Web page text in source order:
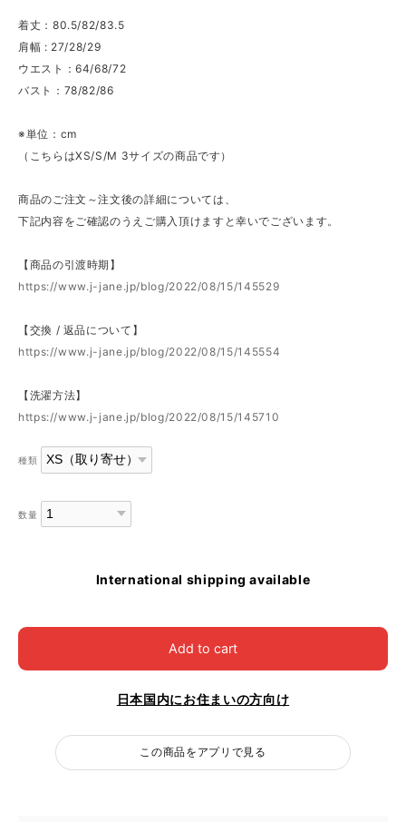
着丈：80.5/82/83.5
肩幅 : 27/28/29
ウエスト：64/68/72
バスト：78/82/86
※単位：cm
（こちらはXS/S/M 3サイズの商品です）
商品のご注文～注文後の詳細については、
下記内容をご確認のうえご購入頂けますと幸いでございます。
【商品の引渡時期】
https://www.j-jane.jp/blog/2022/08/15/145529
【交換 / 返品について】
https://www.j-jane.jp/blog/2022/08/15/145554
【洗濯方法】
https://www.j-jane.jp/blog/2022/08/15/145710
種類
数量
International shipping available
Add to cart
日本国内にお住まいの方向け
この商品をアプリで見る